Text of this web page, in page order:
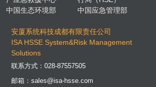
中国生态环境部 中国应急管理部
安厦系统科技成都有限责任公司
ISA HSSE System&Risk Management
Solutions
联系方式：028-87557505
邮箱：sales@isa-hsse.com